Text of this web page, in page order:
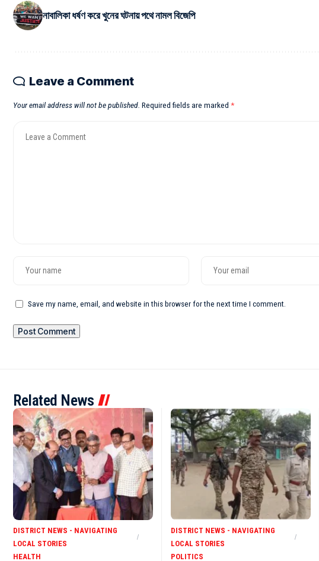
নাবালিকা ধর্ষণ করে খুনের ঘটনায় পথে নামল বিজেপি
Leave a Comment
Your email address will not be published. Required fields are marked *
Save my name, email, and website in this browser for the next time I comment.
Related News
DISTRICT NEWS - NAVIGATING
LOCAL STORIES
HEALTH
DISTRICT NEWS - NAVIGATING
LOCAL STORIES
POLITICS